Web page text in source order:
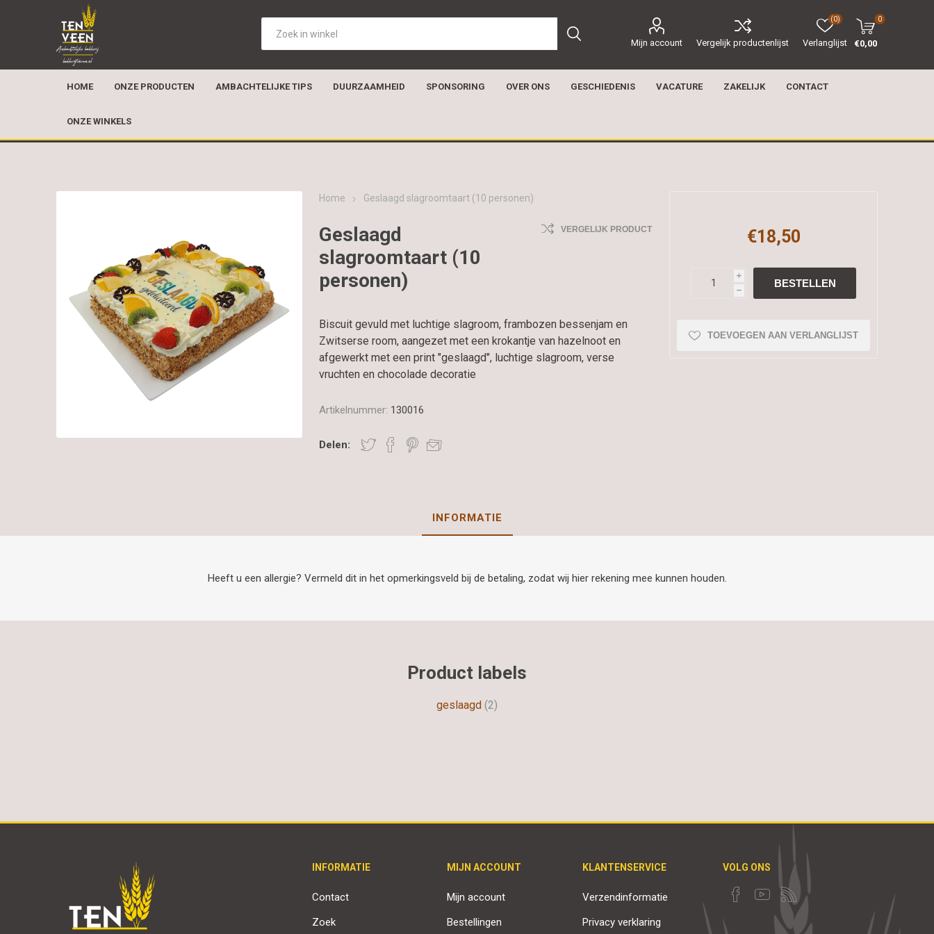
Mijn account Vergelijk productenlijst Verlanglijst
(0) 0
€0,00
HOME ONZE PRODUCTEN AMBACHTELIJKE TIPS DUURZAAMHEID SPONSORING OVER ONS GESCHIEDENIS VACATURE ZAKELIJK CONTACT
ONZE WINKELS
Home Geslaagd slagroomtaart (10 personen)
Geslaagd
slagroomtaart (10
personen)
VERGELIJK PRODUCT
Biscuit gevuld met luchtige slagroom, frambozen bessenjam en
Zwitserse room, aangezet met een krokantje van hazelnoot en
afgewerkt met een print "geslaagd", luchtige slagroom, verse
vruchten en chocolade decoratie
Artikelnummer: 130016
Delen:
€18,50
i
h
TOEVOEGEN AAN VERLANGLIJST
INFORMATIE
Heeft u een allergie? Vermeld dit in het opmerkingsveld bij de betaling, zodat wij hier rekening mee kunnen houden.
Product labels
geslaagd (2)
INFORMATIE
Contact
Zoek
MIJN ACCOUNT
Mijn account
Bestellingen
KLANTENSERVICE
Verzendinformatie
Privacy verklaring
VOLG ONS